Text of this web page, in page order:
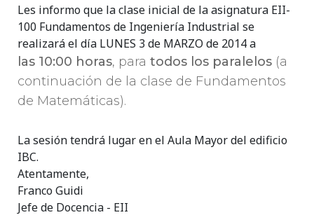
Les informo que la clase inicial de la asignatura EII-
100 Fundamentos de Ingeniería Industrial se
realizará el día LUNES 3 de MARZO de 2014 a
las 10:00 horas, para todos los paralelos (a
continuación de la clase de Fundamentos
de Matemáticas).
La sesión tendrá lugar en el Aula Mayordel edificio
IBC.
Atentamente,
Franco Guidi
Jefe de Docencia - EII